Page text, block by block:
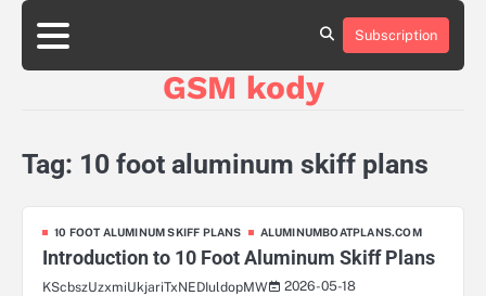
Skip
content
aluminumboatplans.com
dobra-
plywoodboatplans.com
ujednoznaczniające
aluminumboatplans.com
dobra-
plywoodboatplans.com
ujednoznaczniające
Kontakt
Kontakt
Subscription
GSM kody
Tag: 10 foot aluminum skiff plans
10 FOOT ALUMINUM SKIFF PLANS ALUMINUMBOATPLANS.COM
Introduction to 10 Foot Aluminum Skiff Plans
KScbszUzxmiUkjariTxNEDIuldopMW
2026-05-18